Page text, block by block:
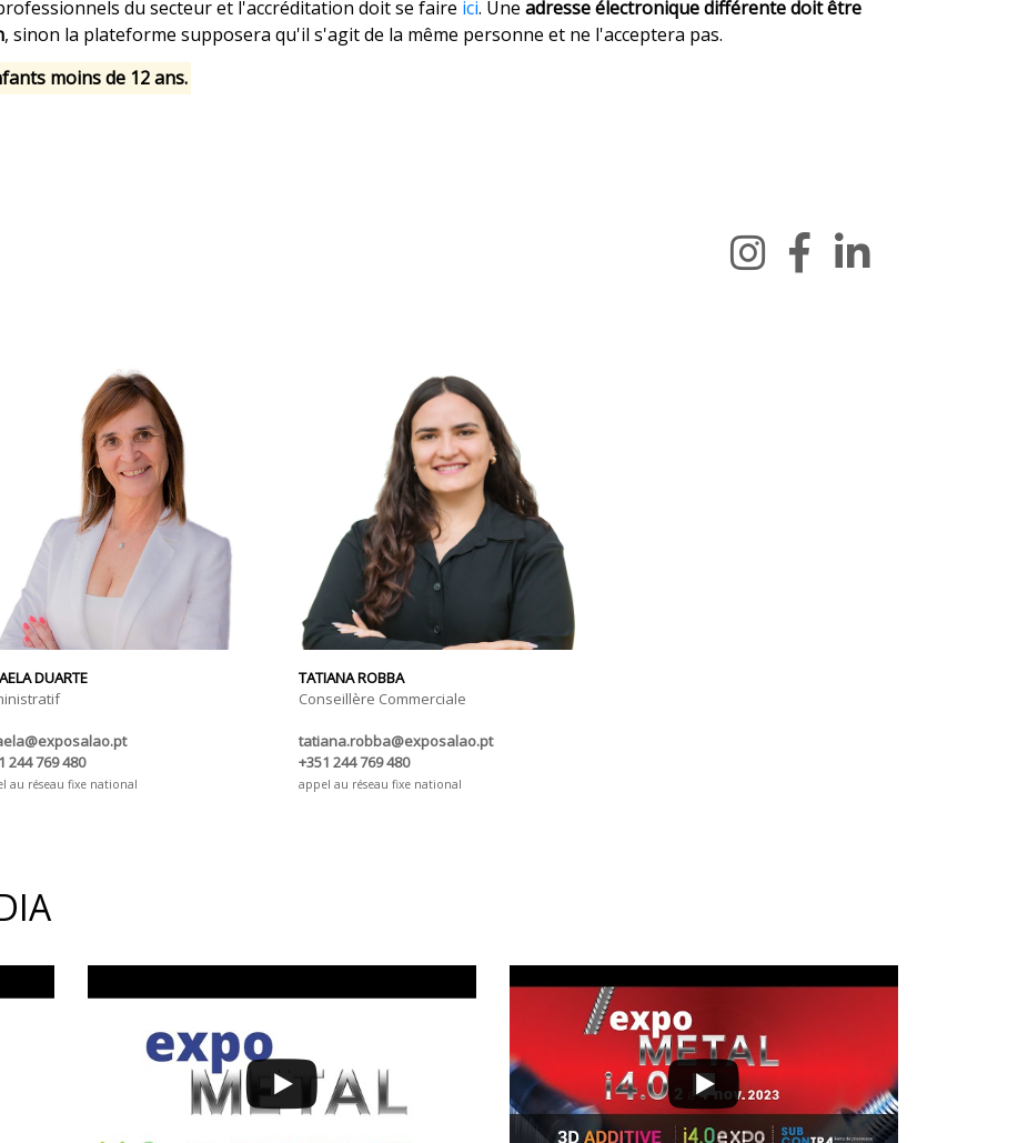
du secteur et l'accréditation doit se faire ici. Une adresse électronique différente doit être
, sinon la plateforme supposera qu'il s'agit de la même personne et ne l'acceptera pas.
moins de 12 ans.
DUARTE
244 769 480
au réseau fixe national
TATIANA ROBBA
Conseillère Commerciale
tatiana.robba@exposalao.pt
+351 244 769 480
appel au réseau fixe national